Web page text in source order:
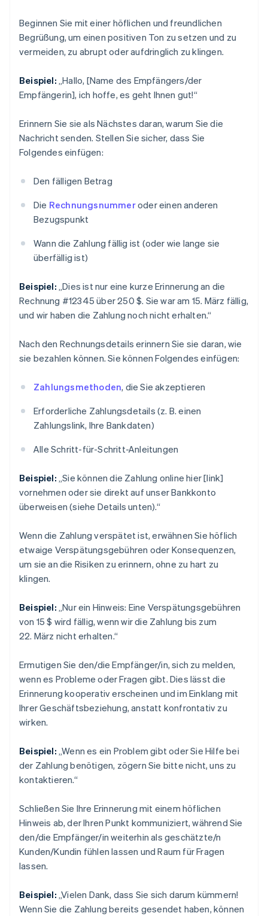
Beginnen Sie mit einer höflichen und freundlichen
Begrüßung, um einen positiven Ton zu setzen und zu
vermeiden, zu abrupt oder aufdringlich zu klingen.
Beispiel: „Hallo, [Name des Empfängers/der
Empfängerin], ich hoffe, es geht Ihnen gut!“
Erinnern Sie sie als Nächstes daran, warum Sie die
Nachricht senden. Stellen Sie sicher, dass Sie
Folgendes einfügen:
Den fälligen Betrag
Die Rechnungsnummeroder einen anderen
Bezugspunkt
Wann die Zahlung fällig ist (oder wie lange sie
überfällig ist)
Beispiel: „Dies ist nur eine kurze Erinnerung an die
Rechnung #12345 über 250 $. Sie war am 15. März fällig,
und wir haben die Zahlung noch nicht erhalten.“
Nach den Rechnungsdetails erinnern Sie sie daran, wie
sie bezahlen können. Sie können Folgendes einfügen:
Zahlungsmethoden, die Sie akzeptieren
Erforderliche Zahlungsdetails (z. B. einen
Zahlungslink, Ihre Bankdaten)
Alle Schritt-für-Schritt-Anleitungen
Beispiel: „Sie können die Zahlung online hier [link]
vornehmen oder sie direkt auf unser Bankkonto
überweisen (siehe Details unten).“
Wenn die Zahlung verspätet ist, erwähnen Sie höflich
etwaige Verspätungsgebühren oder Konsequenzen,
um sie an die Risiken zu erinnern, ohne zu hart zu
klingen.
Beispiel: „Nur ein Hinweis: Eine Verspätungsgebühren
von 15 $ wird fällig, wenn wir die Zahlung bis zum
22. März nicht erhalten.“
Ermutigen Sie den/die Empfänger/in, sich zu melden,
wenn es Probleme oder Fragen gibt. Dies lässt die
Erinnerung kooperativ erscheinen und im Einklang mit
Ihrer Geschäftsbeziehung, anstatt konfrontativ zu
wirken.
Beispiel: „Wenn es ein Problem gibt oder Sie Hilfe bei
der Zahlung benötigen, zögern Sie bitte nicht, uns zu
kontaktieren.“
Schließen Sie Ihre Erinnerung mit einem höflichen
Hinweis ab, der Ihren Punkt kommuniziert, während Sie
den/die Empfänger/in weiterhin als geschätzte/n
Kunden/Kundin fühlen lassen und Raum für Fragen
lassen.
Beispiel: „Vielen Dank, dass Sie sich darum kümmern!
Wenn Sie die Zahlung bereits gesendet haben, können